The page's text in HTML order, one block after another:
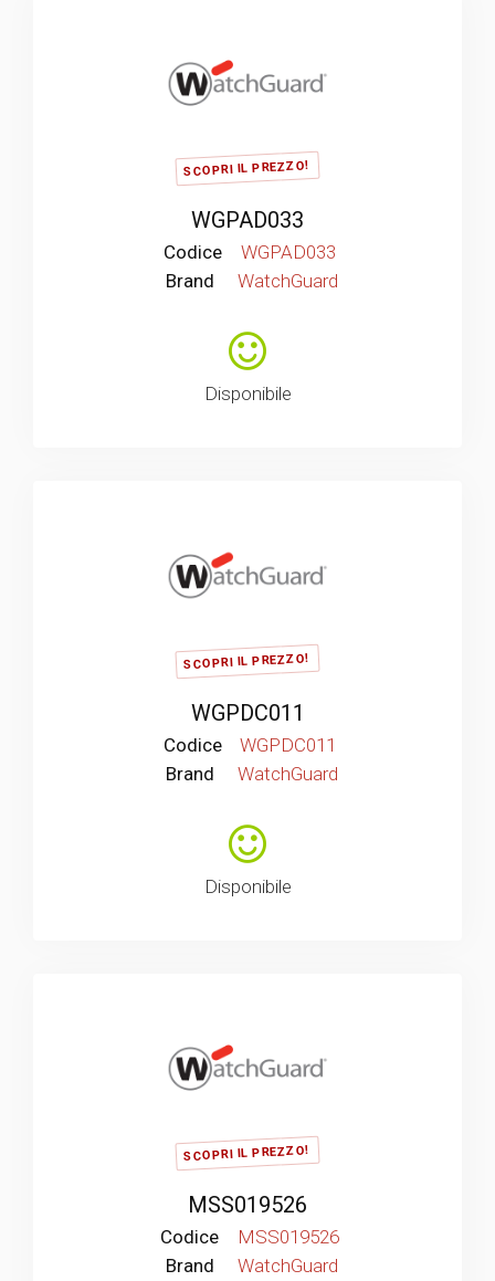
SCOPRI IL PREZZO!
WGPAD033
Codice
WGPAD033
Brand
WatchGuard
Disponibile
SCOPRI IL PREZZO!
WGPDC011
Codice
WGPDC011
Brand
WatchGuard
Disponibile
SCOPRI IL PREZZO!
MSS019526
Codice
MSS019526
Brand
WatchGuard